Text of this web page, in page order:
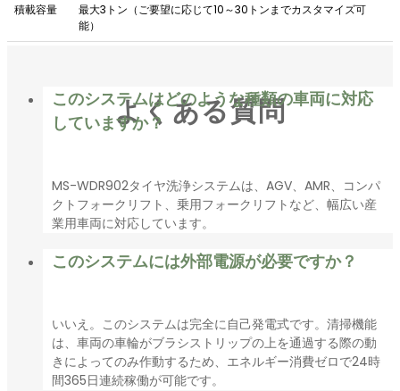
積載容量
最大3トン（ご要望に応じて10～30トンまでカスタマイズ可
能）
よくある質問
このシステムはどのような種類の車両に対応
していますか？
MS-WDR902タイヤ洗浄システムは、AGV、AMR、コンパ
クトフォークリフト、乗用フォークリフトなど、幅広い産
業用車両に対応しています。
このシステムには外部電源が必要ですか？
いいえ。このシステムは完全に自己発電式です。清掃機能
は、車両の車輪がブラシストリップの上を通過する際の動
きによってのみ作動するため、エネルギー消費ゼロで24時
間365日連続稼働が可能です。